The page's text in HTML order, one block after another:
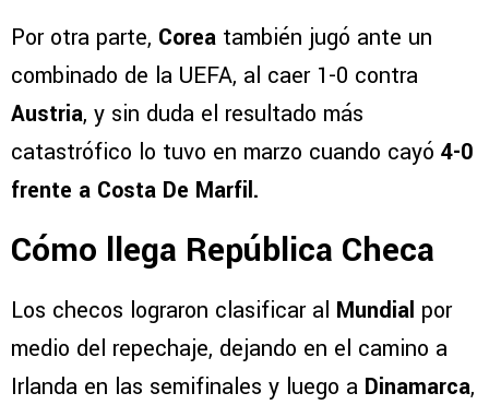
Por otra parte, Corea también jugó ante un
combinado de la UEFA, al caer 1-0 contra
Austria, y sin duda el resultado más
catastrófico lo tuvo en marzo cuando cayó 4-0
frente a Costa De Marfil.
Cómo llega República Checa
Los checos lograron clasificar al Mundial por
medio del repechaje, dejando en el camino a
Irlanda en las semifinales y luego a Dinamarca,